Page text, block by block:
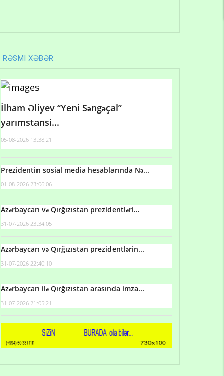
RƏSMI XƏBƏR
İlham Əliyev “Yeni Səngəçal”
yarımstansi...
05-08-2026 13:38:21
Prezidentin sosial media hesablarında Nə...
01-08-2026 23:06:06
Azərbaycan və Qırğızıstan prezidentləri...
31-07-2026 23:34:05
Azərbaycan və Qırğızıstan prezidentlərin...
31-07-2026 22:40:10
Azərbaycan ilə Qırğızıstan arasında imza...
31-07-2026 21:05:21
artıb?